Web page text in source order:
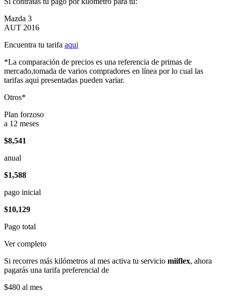
Mazda 3
AUT 2016
Encuentra tu tarifa aqui
*La comparación de precios es una referencia de primas de
mercado,tomada de varios compradores en línea por lo cual las
tarifas aqui presentadas pueden variar.
Otros*
Plan forzoso
a 12 meses
$8,541
anual
$1,588
pago inicial
$10,129
Pago total
Ver completo
Si recorres más kilómetros al mes activa tu servicio miiflex, ahora
pagarás una tarifa preferencial de
$480 al mes